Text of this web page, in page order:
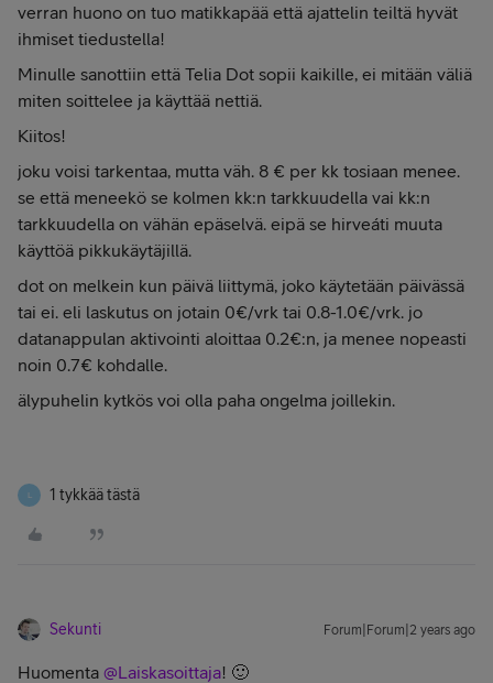
verran huono on tuo matikkapää että ajattelin teiltä hyvät
ihmiset tiedustella!
Minulle sanottiin että Telia Dot sopii kaikille, ei mitään väliä
miten soittelee ja käyttää nettiä.
Kiitos!
joku voisi tarkentaa, mutta väh. 8 € per kk tosiaan menee.
se että meneekö se kolmen kk:n tarkkuudella vai kk:n
tarkkuudella on vähän epäselvä. eipä se hirveáti muuta
käyttöä pikkukäytäjillä.
dot on melkein kun päivä liittymä, joko käytetään päivässä
tai ei. eli laskutus on jotain 0€/vrk tai 0.8-1.0€/vrk. jo
datanappulan aktivointi aloittaa 0.2€:n, ja menee nopeasti
noin 0.7€ kohdalle.
älypuhelin kytkös voi olla paha ongelma joillekin.
L 1 tykkää tästä
Sekunti Forum|Forum|2 years ago
Huomenta @Laiskasoittaja! 🙂